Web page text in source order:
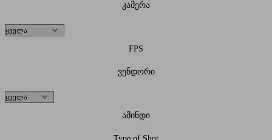
კამერა
FPS
ვენდორი
ამინდი